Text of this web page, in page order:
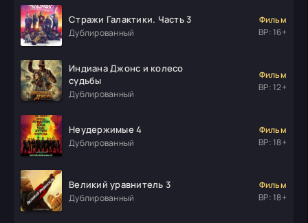
Стражи Галактики. Часть 3
Дублированный
Фильм
ВР: 16+
Индиана Джонс и колесо
судьбы
Дублированный
Фильм
ВР: 12+
Неудержимые 4
Дублированный
Фильм
ВР: 18+
Великий уравнитель 3
Дублированный
Фильм
ВР: 18+